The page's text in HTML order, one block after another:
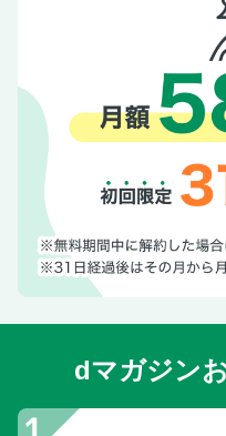
別冊付録 日々のいたわり
特別付録 FAS ザ ブラッ
dマガジン